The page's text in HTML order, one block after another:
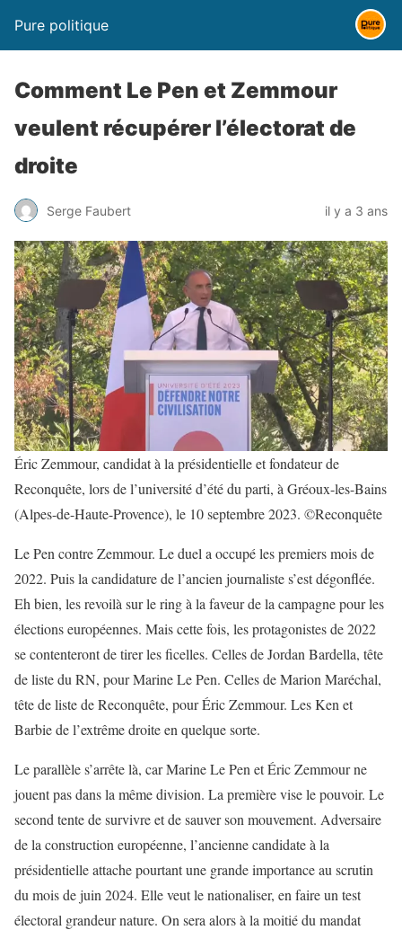
Pure politique
Comment Le Pen et Zemmour
veulent récupérer l’électorat de
droite
Serge Faubert il y a 3 ans
Éric Zemmour, candidat à la présidentielle et fondateur de
Reconquête, lors de l’université d’été du parti, à Gréoux-les-Bains
(Alpes-de-Haute-Provence), le 10 septembre 2023. ©Reconquête
Le Pen contre Zemmour. Le duel a occupé les premiers mois de
2022. Puis la candidature de l’ancien journaliste s’est dégonflée.
Eh bien, les revoilà sur le ring à la faveur de la campagne pour les
élections européennes. Mais cette fois, les protagonistes de 2022
se contenteront de tirer les ficelles. Celles de Jordan Bardella, tête
de liste du RN, pour Marine Le Pen. Celles de Marion Maréchal,
tête de liste de Reconquête, pour Éric Zemmour. Les Ken et
Barbie de l’extrême droite en quelque sorte.
Le parallèle s’arrête là, car Marine Le Pen et Éric Zemmour ne
jouent pas dans la même division. La première vise le pouvoir. Le
second tente de survivre et de sauver son mouvement. Adversaire
de la construction européenne, l’ancienne candidate à la
présidentielle attache pourtant une grande importance au scrutin
du mois de juin 2024. Elle veut le nationaliser, en faire un test
électoral grandeur nature. On sera alors à la moitié du mandat